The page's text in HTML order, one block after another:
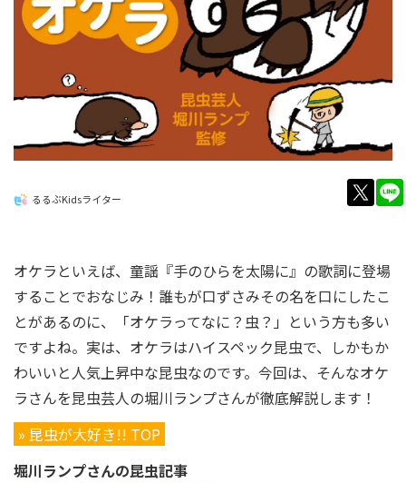
るるぶKidsライター
オケラといえば、童謡『手のひらを太陽に』の歌詞に登場
することでおなじみ！誰もが口ずさみその名を口にしたこ
とがあるのに、「オケラってなに？虫？」という方も多い
ですよね。実は、オケラはハイスペック昆虫で、しかもか
わいいと人気上昇中な昆虫なのです。今回は、そんなオケ
ラさんを昆虫芸人の堀川ランプさんが徹底解説します！
» 昆虫が大好き!! TOP
堀川ランプさんの昆虫記事